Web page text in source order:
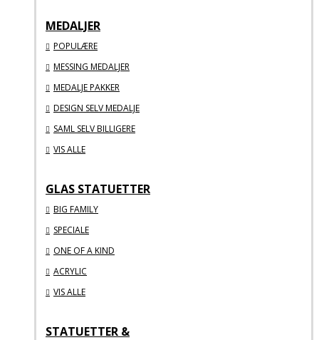
MEDALJER
POPULÆRE
MESSING MEDALJER
MEDALJE PAKKER
DESIGN SELV MEDALJE
SAML SELV BILLIGERE
VIS ALLE
GLAS STATUETTER
BIG FAMILY
SPECIALE
ONE OF A KIND
ACRYLIC
VIS ALLE
STATUETTER &